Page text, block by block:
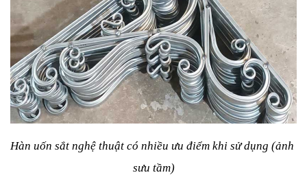
Hàn uốn sắt nghệ thuật có nhiều ưu điểm khi sử dụng (ảnh
sưu tầm)